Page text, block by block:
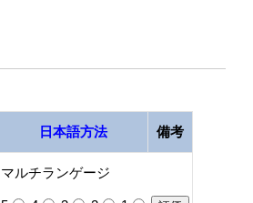
日本語方法 備考
マルチランゲージ